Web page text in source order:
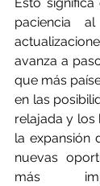
Esto
paciencia
avanza a
que más
en las
relajada y los
la expansión
nuevas
más